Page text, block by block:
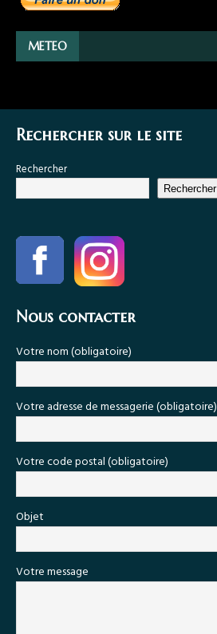
METEO
Rechercher sur le site
Rechercher
Rechercher
Nous contacter
Votre nom (obligatoire)
Votre adresse de messagerie (obligatoire)
Votre code postal (obligatoire)
Objet
Votre message